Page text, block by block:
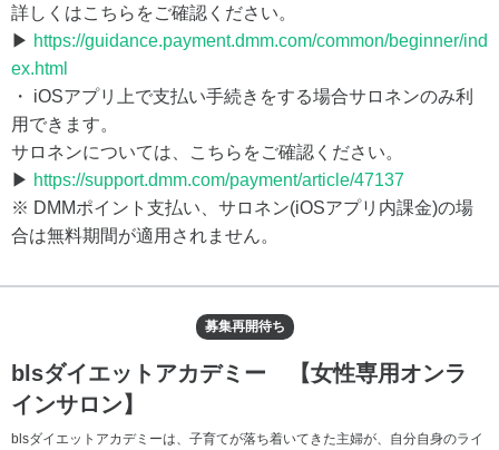
詳しくはこちらをご確認ください。
▶ https://guidance.payment.dmm.com/common/beginner/ind
ex.html
・ iOSアプリ上で支払い手続きをする場合サロネンのみ利
用できます。
サロネンについては、こちらをご確認ください。
▶ https://support.dmm.com/payment/article/47137
※ DMMポイント支払い、サロネン(iOSアプリ内課金)の場
合は無料期間が適用されません。
募集再開待ち
blsダイエットアカデミー 【女性専用オンラ
インサロン】
blsダイエットアカデミーは、子育てが落ち着いてきた主婦が、自分自身のライ